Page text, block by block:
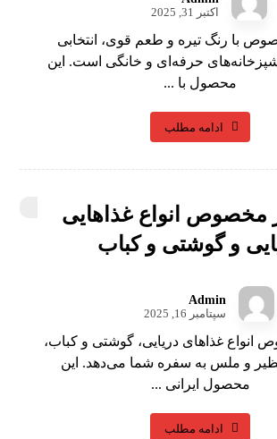
اکتبر 31, 2025
با رنگ تیره و طعم قوی، انتخابی
آشپزخانه‌های حرفه‌ای و خانگی است. این
محصول با ...
ادامه مطلب
مخصوص انواع غذاهایی
و گوشتی و کباب
Admin
سپتامبر 16, 2025
انواع غذاهای دریایی، گوشتی و کباب،
و ملس به سفره شما می‌دهد. این
محصول ایرانی ...
ادامه مطلب